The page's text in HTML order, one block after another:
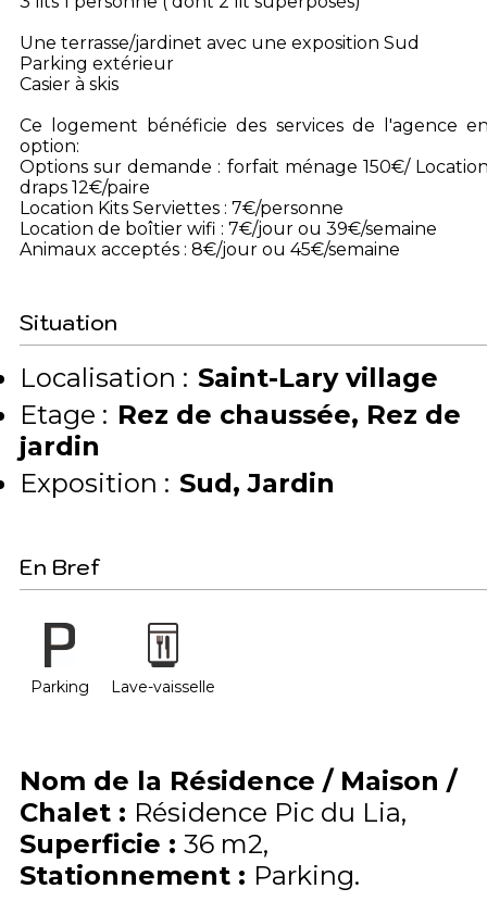
Une terrasse/jardinet avec une exposition Sud
Parking extérieur
Casier à skis
Ce logement bénéficie des services de l'agence
option:
Options sur demande : forfait ménage 150€/
draps 12€/paire
Location Kits Serviettes : 7€/personne
Location de boîtier wifi : 7€/jour ou 39€/semaine
Animaux acceptés : 8€/jour ou 45€/semaine
Situation
Localisation : Saint-Lary village
Etage : Rez de chaussée Rez de
jardin
Exposition : Sud Jardin
En Bref
Parking Lave-vaisselle
Nom de la Résidence / Maison /
Chalet : Résidence Pic du Lia
Superficie : 36 m2
Stationnement : Parking